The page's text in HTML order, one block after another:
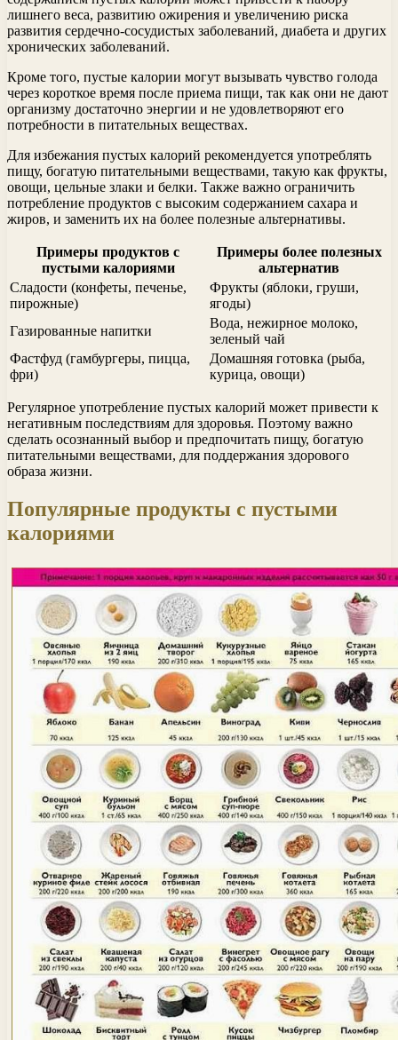
лишнего веса, развитию ожирения и увеличению риска
развития сердечно-сосудистых заболеваний, диабета и других
хронических заболеваний.
Кроме того, пустые калории могут вызывать чувство голода
через короткое время после приема пищи, так как они не дают
организму достаточно энергии и не удовлетворяют его
потребности в питательных веществах.
Для избежания пустых калорий рекомендуется употреблять
пищу, богатую питательными веществами, такую как фрукты,
овощи, цельные злаки и белки. Также важно ограничить
потребление продуктов с высоким содержанием сахара и
жиров, и заменить их на более полезные альтернативы.
Примеры продуктов с
пустыми калориями
Примеры более полезных
альтернатив
Сладости (конфеты, печенье,
пирожные)
Фрукты (яблоки, груши,
ягоды)
Газированные напитки
Вода, нежирное молоко,
зеленый чай
Фастфуд (гамбургеры, пицца,
фри)
Домашняя готовка (рыба,
курица, овощи)
Регулярное употребление пустых калорий может привести к
негативным последствиям для здоровья. Поэтому важно
сделать осознанный выбор и предпочитать пищу, богатую
питательными веществами, для поддержания здорового
образа жизни.
Популярные продукты с пустыми
калориями